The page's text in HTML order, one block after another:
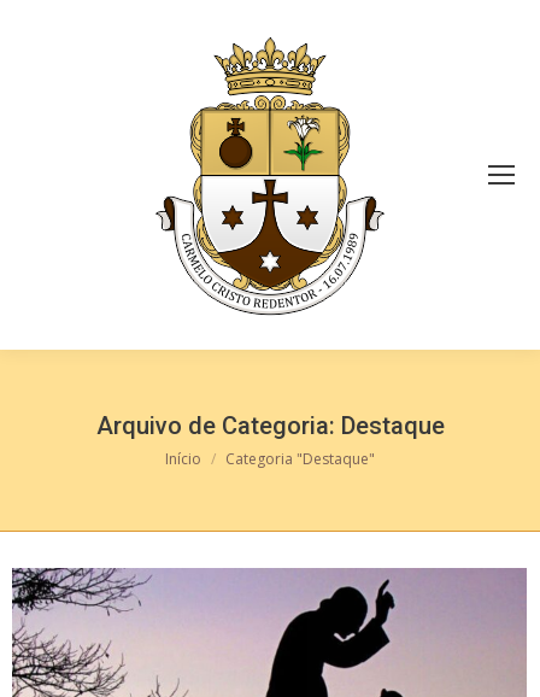
Arquivo de Categoria: Destaque
Você está aqui:
Início Categoria "Destaque"